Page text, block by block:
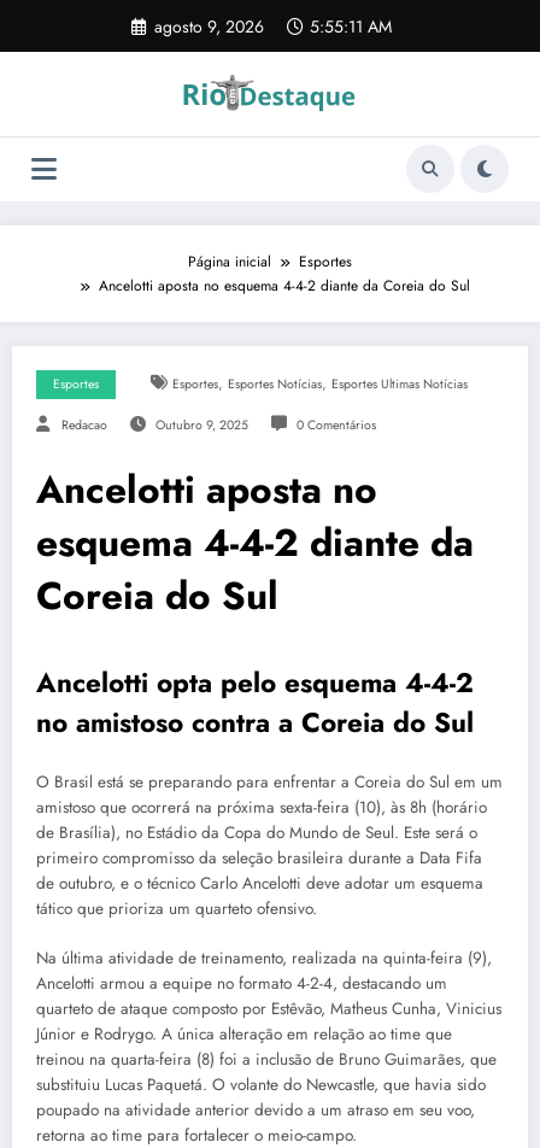
o
agosto 9, 2026 5:55:12 AM
Página inicial
Esportes
Ancelotti aposta no esquema 4-4-2 diante da Coreia do Sul
Esportes Esportes, Esportes Notícias, Esportes Ultimas Notícias
Redacao Outubro 9, 2025 0 Comentários
Ancelotti aposta no
esquema 4-4-2 diante da
Coreia do Sul
Ancelotti opta pelo esquema 4-4-2
no amistoso contra a Coreia do Sul
O Brasil está se preparando para enfrentar a Coreia do Sul em um
amistoso que ocorrerá na próxima sexta-feira (10), às 8h (horário
de Brasília), no Estádio da Copa do Mundo de Seul. Este será o
primeiro compromisso da seleção brasileira durante a Data Fifa
de outubro, e o técnico Carlo Ancelotti deve adotar um esquema
tático que prioriza um quarteto ofensivo.
Na última atividade de treinamento, realizada na quinta-feira (9),
Ancelotti armou a equipe no formato 4-2-4, destacando um
quarteto de ataque composto por Estêvão, Matheus Cunha, Vinicius
Júnior e Rodrygo. A única alteração em relação ao time que
treinou na quarta-feira (8) foi a inclusão de Bruno Guimarães, que
substituiu Lucas Paquetá. O volante do Newcastle, que havia sido
poupado na atividade anterior devido a um atraso em seu voo,
retorna ao time para fortalecer o meio-campo.